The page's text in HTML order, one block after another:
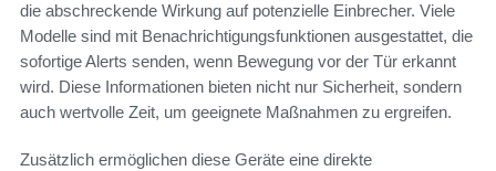
die abschreckende Wirkung auf potenzielle Einbrecher. Viele
Modelle sind mit Benachrichtigungsfunktionen ausgestattet, die
sofortige Alerts senden, wenn Bewegung vor der Tür erkannt
wird. Diese Informationen bieten nicht nur Sicherheit, sondern
auch wertvolle Zeit, um geeignete Maßnahmen zu ergreifen.
Zusätzlich ermöglichen diese Geräte eine direkte